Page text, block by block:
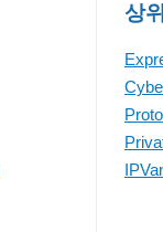
상